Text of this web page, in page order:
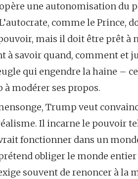
une autonomisation du
comme le Prince,
mais il doit être prêt à
à savoir quand, comment et
qui engendre la haine – ce
modérer ses propos.
Trump veut
Il incarne le pouvoir
fonctionner dans un
obliger le monde
souvent de renoncer à la